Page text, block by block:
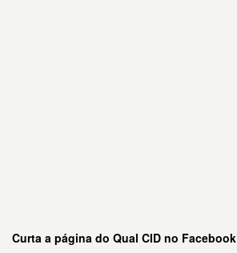
Curta a página do Qual CID no Facebook